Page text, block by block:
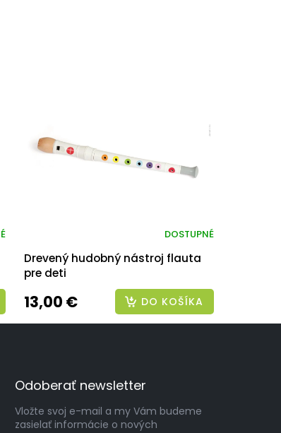
Drevený hudobný nástroj flauta
pre deti
DOSTUPNÉ
13,00 € DO KOŠÍKA
Odoberať newsletter
Vložte svoj e-mail a my Vám budeme
zasielať informácie o nových